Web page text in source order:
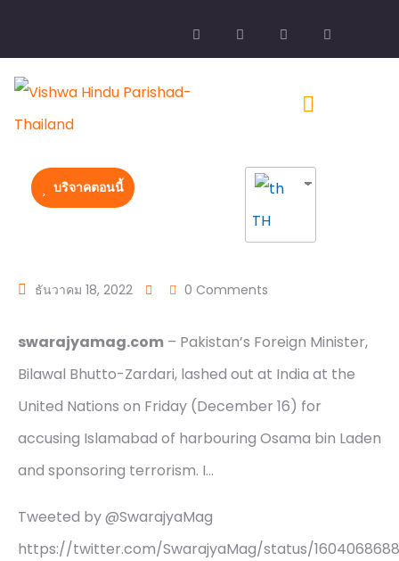
บริจาคตอนนี้
TH
ธันวาคม 18, 2022 0 Comments
swarajyamag.com – Pakistan’s Foreign Minister,
Bilawal Bhutto-Zardari, lashed out at India at the
United Nations on Friday (December 16) for
accusing Islamabad of harbouring Osama bin Laden
and sponsoring terrorism. I…
Tweeted by @SwarajyaMag
https://twitter.com/SwarajyaMag/status/